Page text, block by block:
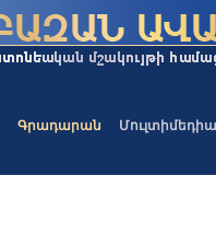
Գրադարան Մուլտիմեդիա